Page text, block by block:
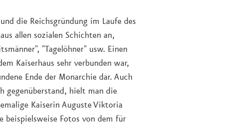
die Reichsgründung im Laufe des
allen sozialen Schichten an,
"Tagelöhner" usw. Einen
Kaiserhaus sehr verbunden war,
Ende der Monarchie dar. Auch
gegenüberstand, hielt man die
Kaiserin Auguste Viktoria
beispielsweise Fotos von dem für